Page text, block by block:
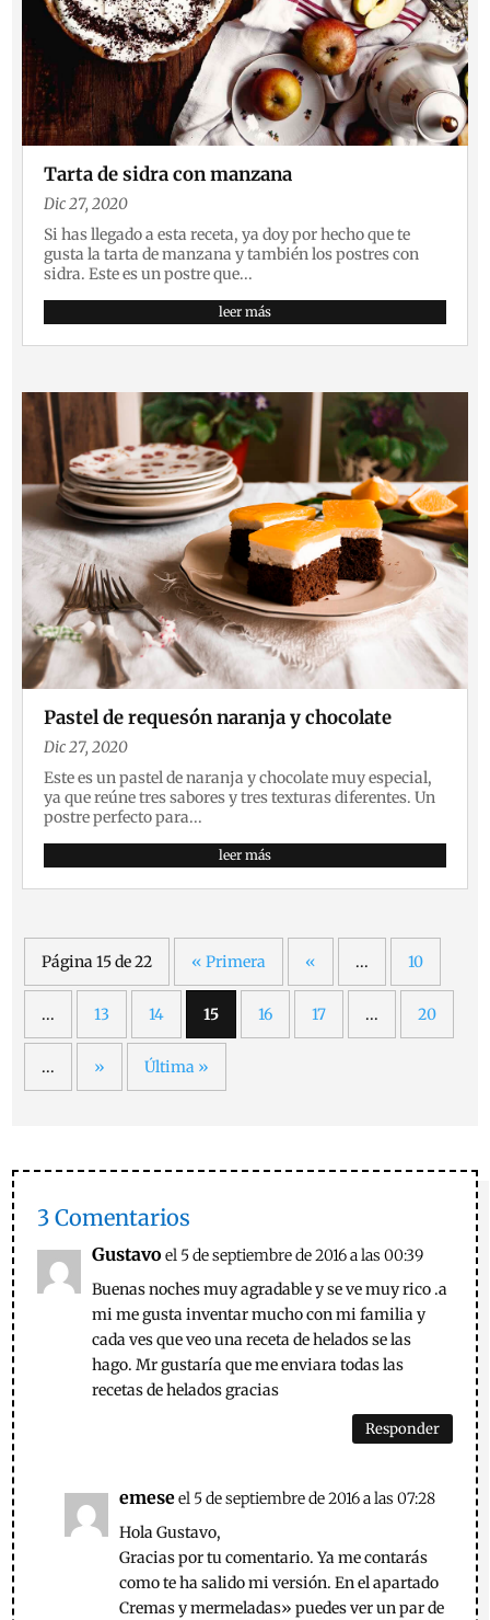
Tarta de sidra con manzana
Dic 27, 2020
Si has llegado a esta receta, ya doy por hecho que te
gusta la tarta de manzana y también los postres con
sidra. Este es un postre que...
leer más
Pastel de requesón naranja y chocolate
Dic 27, 2020
Este es un pastel de naranja y chocolate muy especial,
ya que reúne tres sabores y tres texturas diferentes. Un
postre perfecto para...
leer más
Página 15 de 22 « Primera « ... 10
... 13 14 15 16 17 ... 20
... » Última »
3 Comentarios
Gustavo el 5 de septiembre de 2016 a las 00:39
Buenas noches muy agradable y se ve muy rico .a
mi me gusta inventar mucho con mi familia y
cada ves que veo una receta de helados se las
hago. Mr gustaría que me enviara todas las
recetas de helados gracias
Responder
emeseel 5 de septiembre de 2016 a las 07:28
Hola Gustavo,
Gracias por tu comentario. Ya me contarás
como te ha salido mi versión. En el apartado
Cremas y mermeladas» puedes ver un par de